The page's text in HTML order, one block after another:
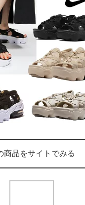
商品をサイトでみる